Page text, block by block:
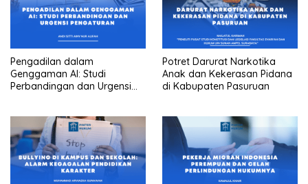
Pengadilan dalam
Genggaman AI: Studi
Perbandingan dan Urgensi
Potret Darurat Narkotika
Anak dan Kekerasan Pidana
di Kabupaten Pasuruan